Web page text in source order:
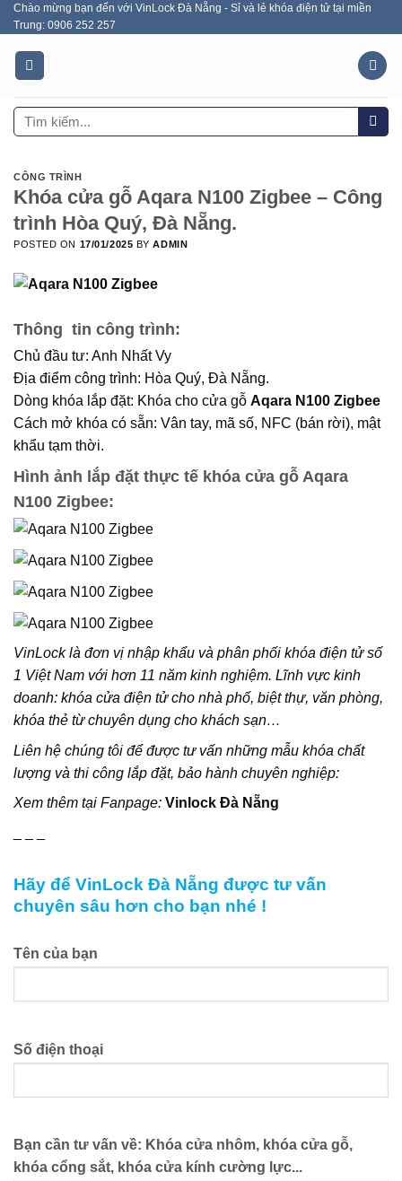
Skip
to
content
Chào mừng bạn đến với VinLock Đà Nẵng - Sỉ và lẻ khóa điện tử tại miền
Trung: 0906 252 257
Tìm
kiếm:
CÔNG TRÌNH
Khóa cửa gỗ Aqara N100 Zigbee – Công
trình Hòa Quý, Đà Nẵng.
POSTED ON 17/01/2025 BYADMIN
Thông tin công trình:
Chủ đầu tư: Anh Nhất Vy
Địa điểm công trình: Hòa Quý, Đà Nẵng.
Dòng khóa lắp đặt: Khóa cho cửa gỗ Aqara N100 Zigbee
Cách mở khóa có sẵn: Vân tay, mã số, NFC (bán rời), mật
khẩu tạm thời.
Hình ảnh lắp đặt thực tế khóa cửa gỗ Aqara
N100 Zigbee:
VinLock là đơn vị nhập khẩu và phân phối khóa điện tử số
1 Việt Nam với hơn 11 năm kinh nghiệm. Lĩnh vực kinh
doanh: khóa cửa điện tử cho nhà phố, biệt thự, văn phòng,
khóa thẻ từ chuyên dụng cho khách sạn…
Liên hệ chúng tôi để được tư vấn những mẫu khóa chất
lượng và thi công lắp đặt, bảo hành chuyên nghiệp:
Xem thêm tại Fanpage: Vinlock Đà Nẵng
Hãy để VinLock Đà Nẵng được tư vấn
chuyên sâu hơn cho bạn nhé !
Tên của bạn
Số điện thoại
Bạn cần tư vấn về: Khóa cửa nhôm, khóa cửa gỗ,
khóa cổng sắt, khóa cửa kính cường lực...